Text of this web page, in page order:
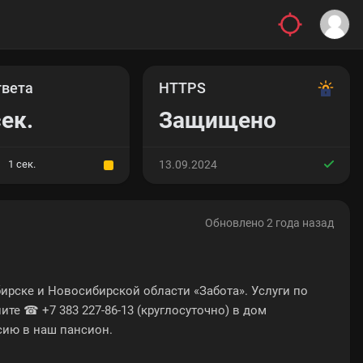
1 сек.
HTTPS
Защищено
13.09.2024
Обновлено 2 года назад
и Новосибирской области «Забота». Услуги по
☎ +7 383 227-86-13 (круглосуточно) в дом
в наш пансион.